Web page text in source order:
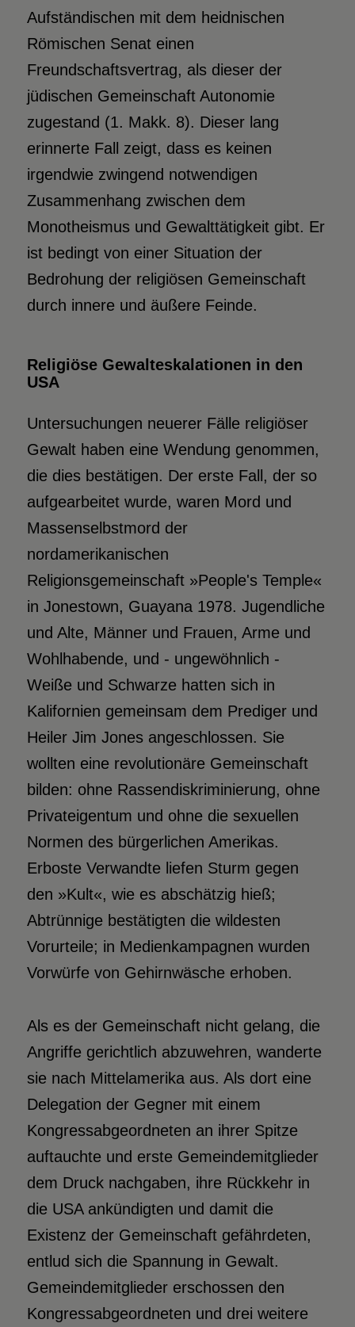
Aufständischen mit dem heidnischen
Römischen Senat einen
Freundschaftsvertrag, als dieser der
jüdischen Gemeinschaft Autonomie
zugestand (1. Makk. 8). Dieser lang
erinnerte Fall zeigt, dass es keinen
irgendwie zwingend notwendigen
Zusammenhang zwischen dem
Monotheismus und Gewalttätigkeit gibt. Er
ist bedingt von einer Situation der
Bedrohung der religiösen Gemeinschaft
durch innere und äußere Feinde.
Religiöse Gewalteskalationen in den
USA
Untersuchungen neuerer Fälle religiöser
Gewalt haben eine Wendung genommen,
die dies bestätigen. Der erste Fall, der so
aufgearbeitet wurde, waren Mord und
Massenselbstmord der
nordamerikanischen
Religionsgemeinschaft »People's Temple«
in Jonestown, Guayana 1978. Jugendliche
und Alte, Männer und Frauen, Arme und
Wohlhabende, und - ungewöhnlich -
Weiße und Schwarze hatten sich in
Kalifornien gemeinsam dem Prediger und
Heiler Jim Jones angeschlossen. Sie
wollten eine revolutionäre Gemeinschaft
bilden: ohne Rassendiskriminierung, ohne
Privateigentum und ohne die sexuellen
Normen des bürgerlichen Amerikas.
Erboste Verwandte liefen Sturm gegen
den »Kult«, wie es abschätzig hieß;
Abtrünnige bestätigten die wildesten
Vorurteile; in Medienkampagnen wurden
Vorwürfe von Gehirnwäsche erhoben.
Als es der Gemeinschaft nicht gelang, die
Angriffe gerichtlich abzuwehren, wanderte
sie nach Mittelamerika aus. Als dort eine
Delegation der Gegner mit einem
Kongressabgeordneten an ihrer Spitze
auftauchte und erste Gemeindemitglieder
dem Druck nachgaben, ihre Rückkehr in
die USA ankündigten und damit die
Existenz der Gemeinschaft gefährdeten,
entlud sich die Spannung in Gewalt.
Gemeindemitglieder erschossen den
Kongressabgeordneten und drei weitere